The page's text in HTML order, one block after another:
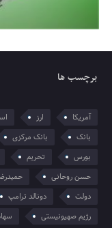
برچسب ها
آمریکا ارز
بانک
بانک مرکزی
بورس
تحریم
حسن روحانی
دولت
دونالد ترامپ
رژیم صهیونیستی